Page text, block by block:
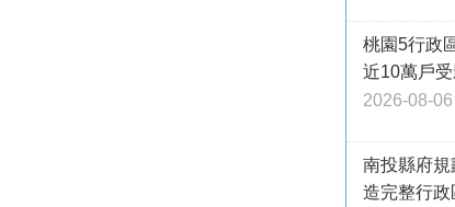
桃園5行政
近10萬戶
2026-08-
南投縣府
造完整行政